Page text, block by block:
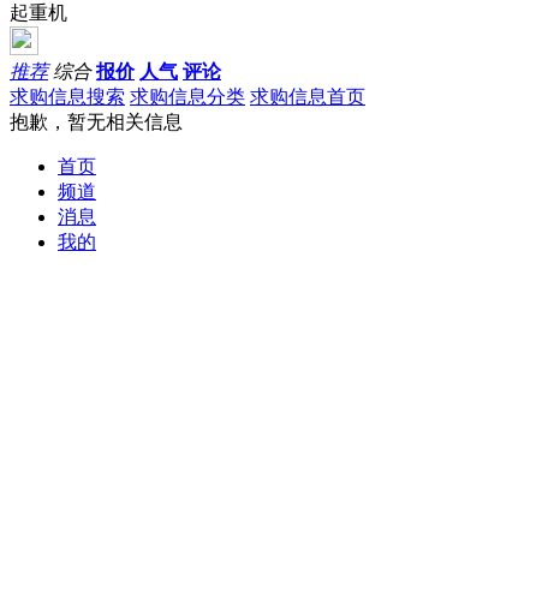
起重机
推荐 综合 报价 人气 评论
求购信息搜索 求购信息分类 求购信息首页
抱歉，暂无相关信息
首页
频道
消息
我的